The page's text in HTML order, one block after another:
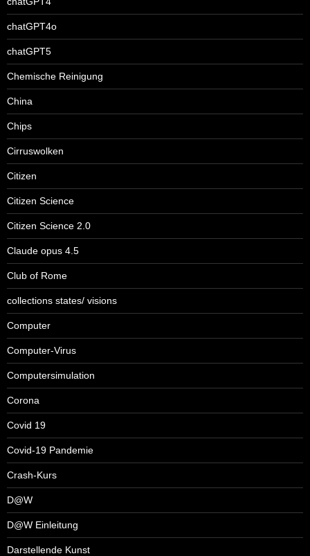
chatGPT4o
chatGPT5
Chemische Reinigung
China
Chips
Cirruswolken
Citizen
Citizen Science
Citizen Science 2.0
Claude opus 4.5
Club of Rome
collections states/ visions
Computer
Computer-Virus
Computersimulation
Corona
Covid 19
Covid-19 Pandemie
Crash-Kurs
D@W
D@W Einleitung
Darstellende Kunst